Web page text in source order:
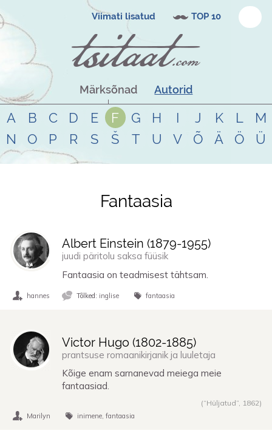
Viimati lisatud TOP 10
Märksõnad Autorid
A B C D E F G H I J K L
M
N
O P R S Š T U V Õ Ä Ö Ü
Tsitaadid teemalfantaasia
Fantaasia
Albert Einstein (1879-1955)
juudi päritolu saksa füüsik
Fantaasia on teadmisest tähtsam.
hannes Tõlked: inglise fantaasia
Victor Hugo (1802-1885)
prantsuse romaanikirjanik ja luuletaja
Kõige enam sarnanevad meiega meie
fantaasiad.
(“Hüljatud”, 1862)
Marilyn inimene fantaasia